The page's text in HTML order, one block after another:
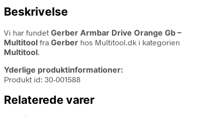
Beskrivelse
Vi har fundet Gerber Armbar Drive Orange Gb –
Multitool fra Gerber hos Multitool.dk i kategorien
Multitool.
Yderlige produktinformationer:
Produkt id: 30-001588
Relaterede varer